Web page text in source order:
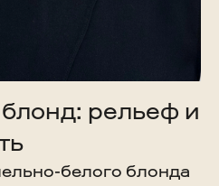
рельеф и
белого блонда